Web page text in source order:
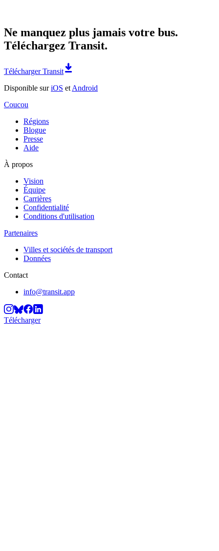
Ne manquez plus jamais votre bus.
Téléchargez Transit.
Télécharger Transit
Disponible suriOS et Android
Coucou
Régions
Blogue
Presse
Aide
À propos
Vision
Équipe
Carrières
Confidentialité
Conditions d'utilisation
Partenaires
Villes et sociétés de transport
Données
Contact
info@transit.app
Télécharger